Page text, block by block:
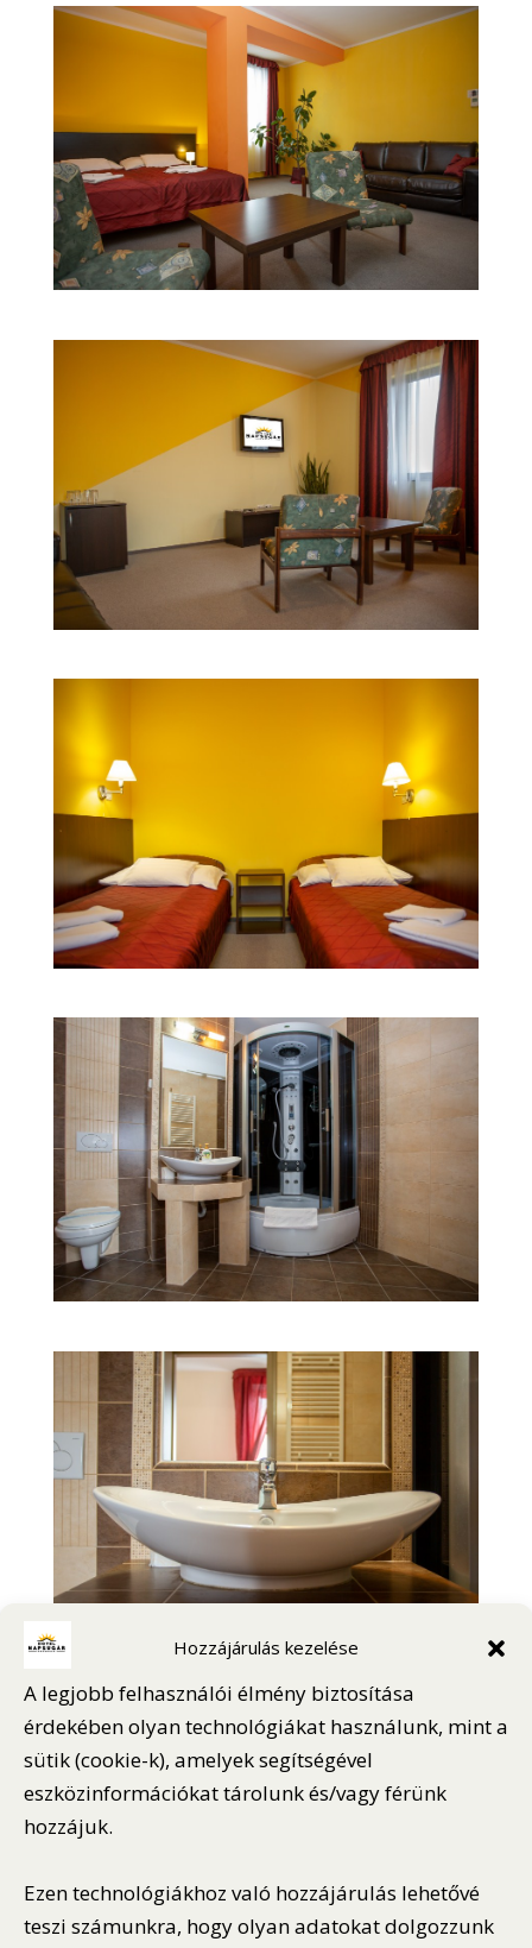
Hozzájárulás kezelése
A legjobb felhasználói élmény biztosítása
érdekében olyan technológiákat használunk, mint a
sütik (cookie-k), amelyek segítségével
eszközinformációkat tárolunk és/vagy férünk
hozzájuk.
Ezen technológiákhoz való hozzájárulás lehetővé
teszi számunkra, hogy olyan adatokat dolgozzunk
Értesüljön első kézből lefrissebb